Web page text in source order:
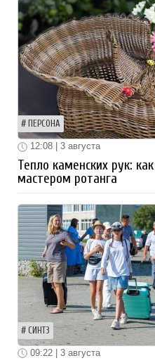
ПЕРСОНА
12:08 | 3 августа
Тепло каменских рук:
мастером ротанга
СИНТЗ
09:22 | 3 августа